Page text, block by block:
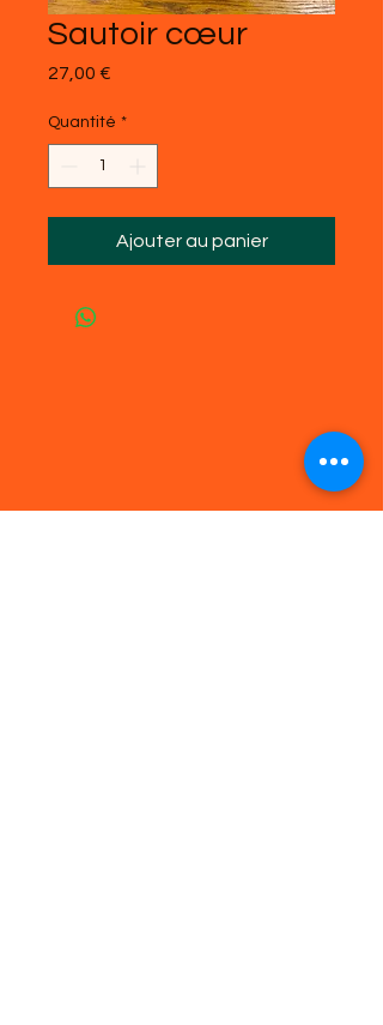
Sautoir cœur
27,00 €
Quantité *
Ajouter au panier